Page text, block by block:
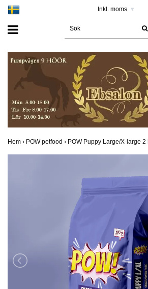
Inkl. moms ▾
Hem › POW petfood › POW Puppy Large/X-large 2